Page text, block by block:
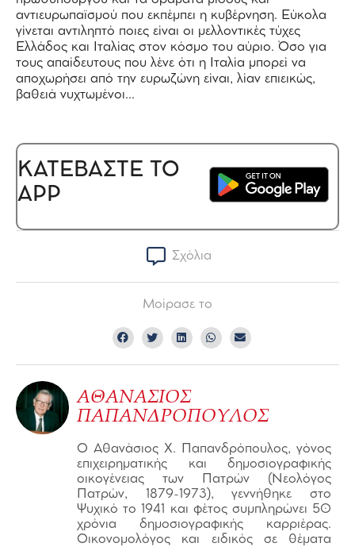
αντιευρωπαϊσμού που εκπέμπει η κυβέρνηση. Εύκολα
γίνεται αντιληπτό ποιες είναι οι μελλοντικές τύχες
Ελλάδος και Ιταλίας στον κόσμο του αύριο. Όσο για
τους απαίδευτους που λένε ότι η Ιταλία μπορεί να
αποχωρήσει από την ευρωζώνη είναι, λίαν επιεικώς,
βαθειά νυχτωμένοι…
ΚΑΤΕΒΑΣΤΕ ΤΟ
APP
Σχόλια
Μοίρασε το
ΑΘΑΝΑΣΙΟΣ
ΠΑΠΑΝΔΡΟΠΟΥΛΟΣ
Ο Αθανάσιος Χ. Παπανδρόπουλος, γόνος
επιχειρηματικής και δημοσιογραφικής
οικογένειας των Πατρών (Νεολόγος
Πατρών, 1879-1973), γεννήθηκε στο
Ψυχικό το 1941 και φέτος συμπληρώνει 50
χρόνια δημοσιογραφικής καρριέρας.
Οικονομολόγος και ειδικός σε θέματα